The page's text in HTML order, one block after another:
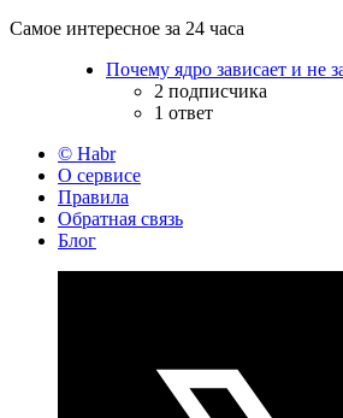
Самое интересное за 24 часа
Почему ядро зависает и не
2 подписчика
1 ответ
© Habr
О сервисе
Правила
Обратная связь
Блог